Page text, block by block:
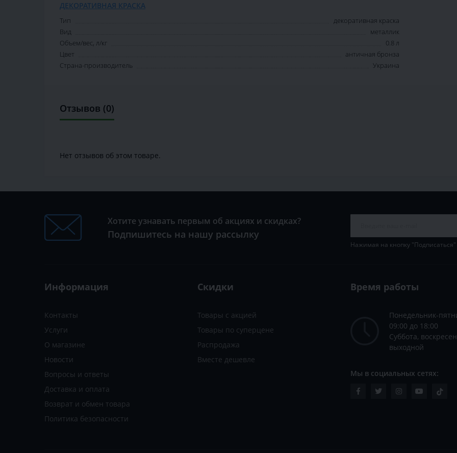
ДЕКОРАТИВНАЯ КРАСКА
Тип
декоративная краска
Вид
металлик
Объем/вес, л/кг
0.8 л
Цвет
античная бронза
Страна-производитель
Украина
Отзывов (0)
Нет отзывов об этом товаре.
Хотите узнавать первым об акциях и скидках?
Подпишитесь на нашу рассылку
Нажимая на кнопку
Информация
Контакты
Услуги
О магазине
Новости
Вопросы и ответы
Доставка и оплата
Возврат и обмен товара
Политика безопасности
Скидки
Товары с акцией
Товары по суперцене
Распродажа
Вместе дешевле
Время работы
Понедельник-
09:00 до 18:00
Суббота,
выходной
Мы в социальных сетях: